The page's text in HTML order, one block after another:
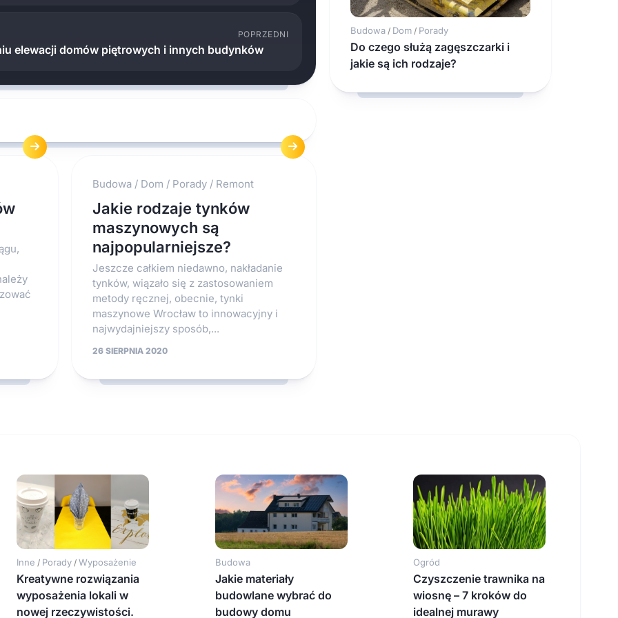
POPRZEDNI
elewacji domów piętrowych i innych budynków
Budowa/ Dom / Porady/ Remont
Jakie rodzaje tynków
maszynowych są
najpopularniejsze?
Jeszcze całkiem niedawno, nakładanie
tynków, wiązało się z zastosowaniem
metody ręcznej, obecnie, tynki
maszynowe Wrocław to innowacyjny i
najwydajniejszy sposób,...
26 SIERPNIA 2020
Budowa / Dom / Porady
Do czego służą zagęszczarki i
jakie są ich rodzaje?
Inne / Porady /Wyposażenie
Kreatywne rozwiązania
wyposażenia lokali w
nowej rzeczywistości.
Budowa
Jakie materiały
budowlane wybrać do
budowy domu
Ogród
Czyszczenie trawnika na
wiosnę – 7 kroków do
idealnej murawy